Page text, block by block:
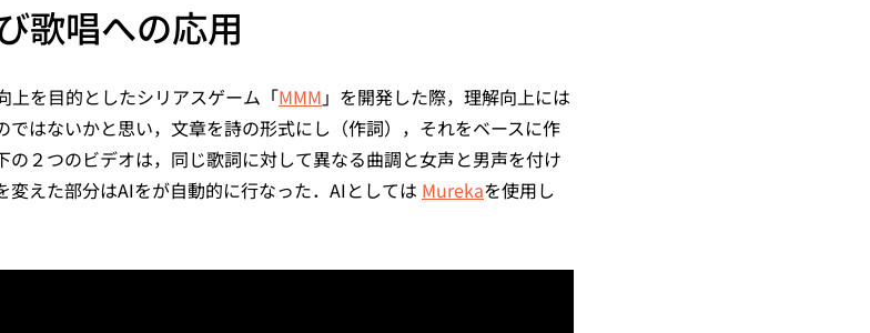
歌唱への応用
上を目的としたシリアスゲーム「MMM 」を開発した際，理解向上には
ではないかと思い，文章を詩の形式にし（作詞），それをベースに作
２つのビデオは，同じ歌詞に対して異なる曲調と女声と男声を付け
えた部分はAIをが自動的に行なった．AIとしては Murekaを使用し